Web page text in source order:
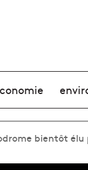
bientôt